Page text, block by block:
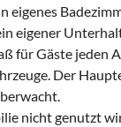
eigenes
eigener
für Gäste jeden
Der
nicht genutzt